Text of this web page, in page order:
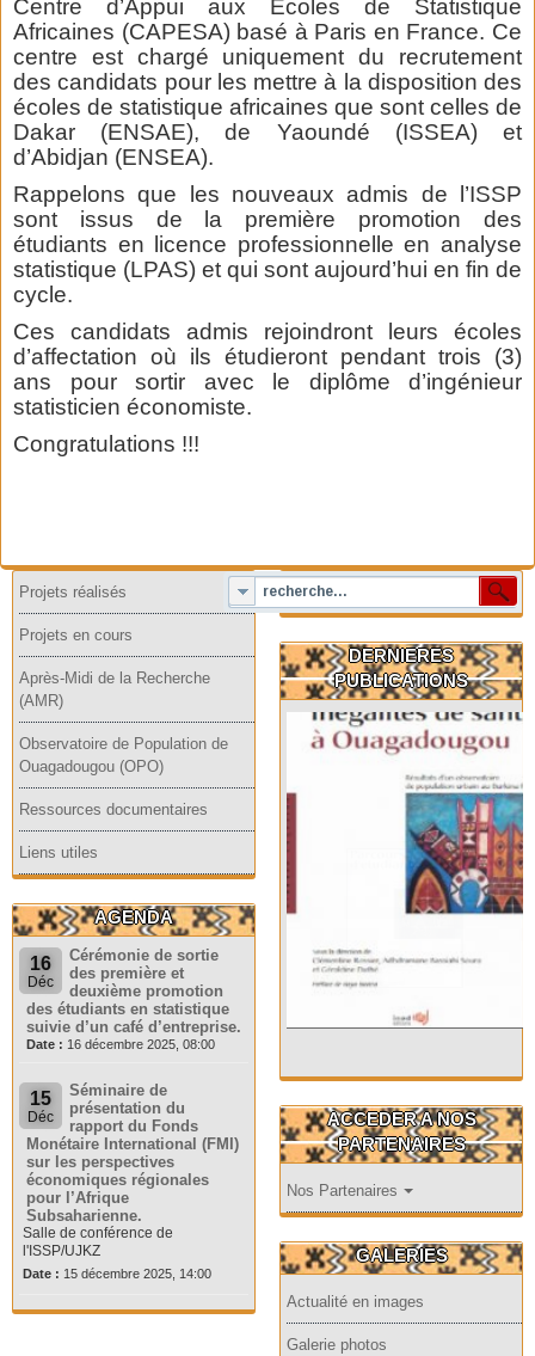
Centre d’Appui aux Ecoles de Statistique
Africaines (CAPESA) basé à Paris en France. Ce
centre est chargé uniquement du recrutement
des candidats pour les mettre à la disposition des
écoles de statistique africaines que sont celles de
Dakar (ENSAE), de Yaoundé (ISSEA) et
d’Abidjan (ENSEA).
Rappelons que les nouveaux admis de l’ISSP
sont issus de la première promotion des
étudiants en licence professionnelle en analyse
statistique (LPAS) et qui sont aujourd’hui en fin de
cycle.
Ces candidats admis rejoindront leurs écoles
d’affectation où ils étudieront pendant trois (3)
ans pour sortir avec le diplôme d’ingénieur
statisticien économiste.
Congratulations !!!
Projets réalisés
Projets en cours
Après-Midi de la Recherche
(AMR)
Observatoire de Population de
Ouagadougou (OPO)
Ressources documentaires
Liens utiles
AGENDA
16
Déc
Cérémonie de sortie
des première et
deuxième promotion
des étudiants en statistique
suivie d’un café d’entreprise.
Date : 16 décembre 2025, 08:00
15
Déc
Séminaire de
présentation du
rapport du Fonds
Monétaire International (FMI)
sur les perspectives
économiques régionales
pour l’Afrique
Subsaharienne.
Salle de conférence de
l'ISSP/UJKZ
Date : 15 décembre 2025, 14:00
DERNIERES
PUBLICATIONS
ACCEDER A NOS
PARTENAIRES
Nos Partenaires
GALERIES
Actualité en images
Galerie photos